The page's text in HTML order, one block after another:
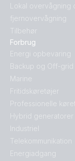
Lokal overvågning
fjernovervågning
Tilbehør
Forbrug
Energi opbevaring
Backup og Off-grid
Marine
Fritidskøretøjer
Professionelle
Hybrid generatorer
Industriel
Telekommunikation
Energiadgang